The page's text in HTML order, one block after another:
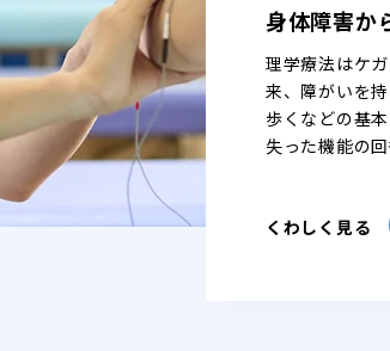
身体障害か
理学療法はケ
来、障がいを
歩くなどの基
失った機能の
くわしく見る